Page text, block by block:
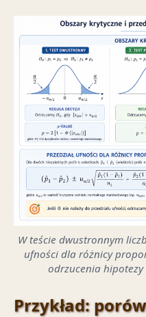
W teście dwustronnym
ufności dla różnicy
odrzucenia
Przykład: